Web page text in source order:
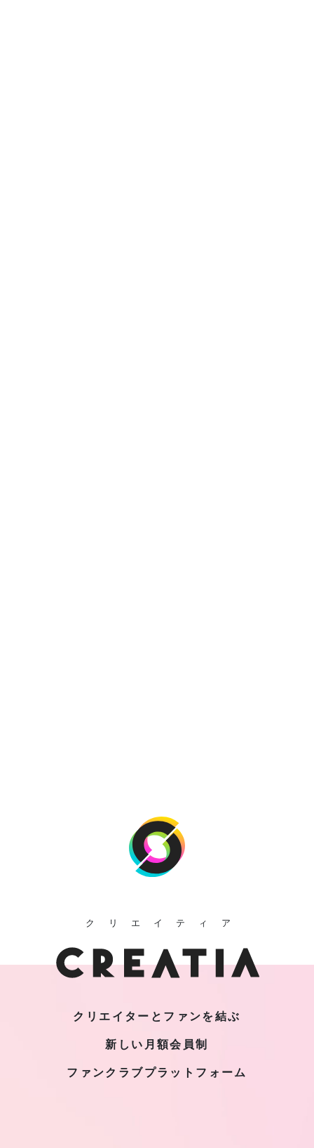
クリエイティア
クリエイターとファンを結ぶ
新しい月額会員制
ファンクラブプラットフォーム